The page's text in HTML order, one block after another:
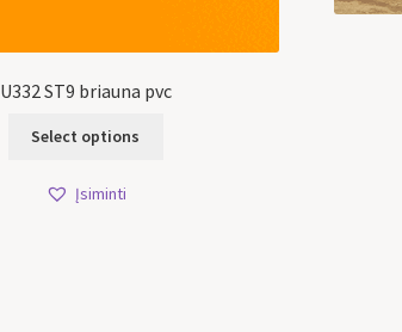
U332 ST9 briauna pvc
Select options
Įsiminti